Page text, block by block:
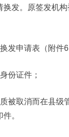
发。原签发机
发申请表（附件6
份证件；
被取消而在县
。